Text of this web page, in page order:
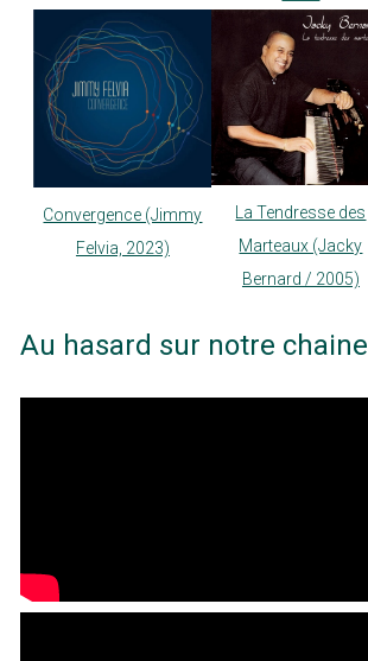
Convergence (Jimmy
Felvia, 2023)
La Tendresse des
Marteaux (Jacky
Bernard / 2005)
Au hasard sur notre chaine